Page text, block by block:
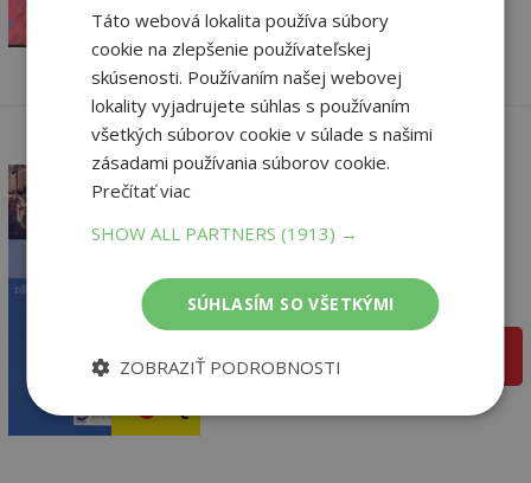
3,00€
6 ,61€
3 €
Tai-či - zdravý pohyb -
relaxačné med...
Na sklade
Táto webová lokalita používa súbory
cookie na zlepšenie používateľskej
skúsenosti. Používaním našej webovej
lokality vyjadrujete súhlas s používaním
všetkých súborov cookie v súlade s našimi
zásadami používania súborov cookie.
Prečítať viac
SHOW ALL PARTNERS(1913) →
SÚHLASÍM SO VŠETKÝMI
ZOBRAZIŤ PODROBNOSTI